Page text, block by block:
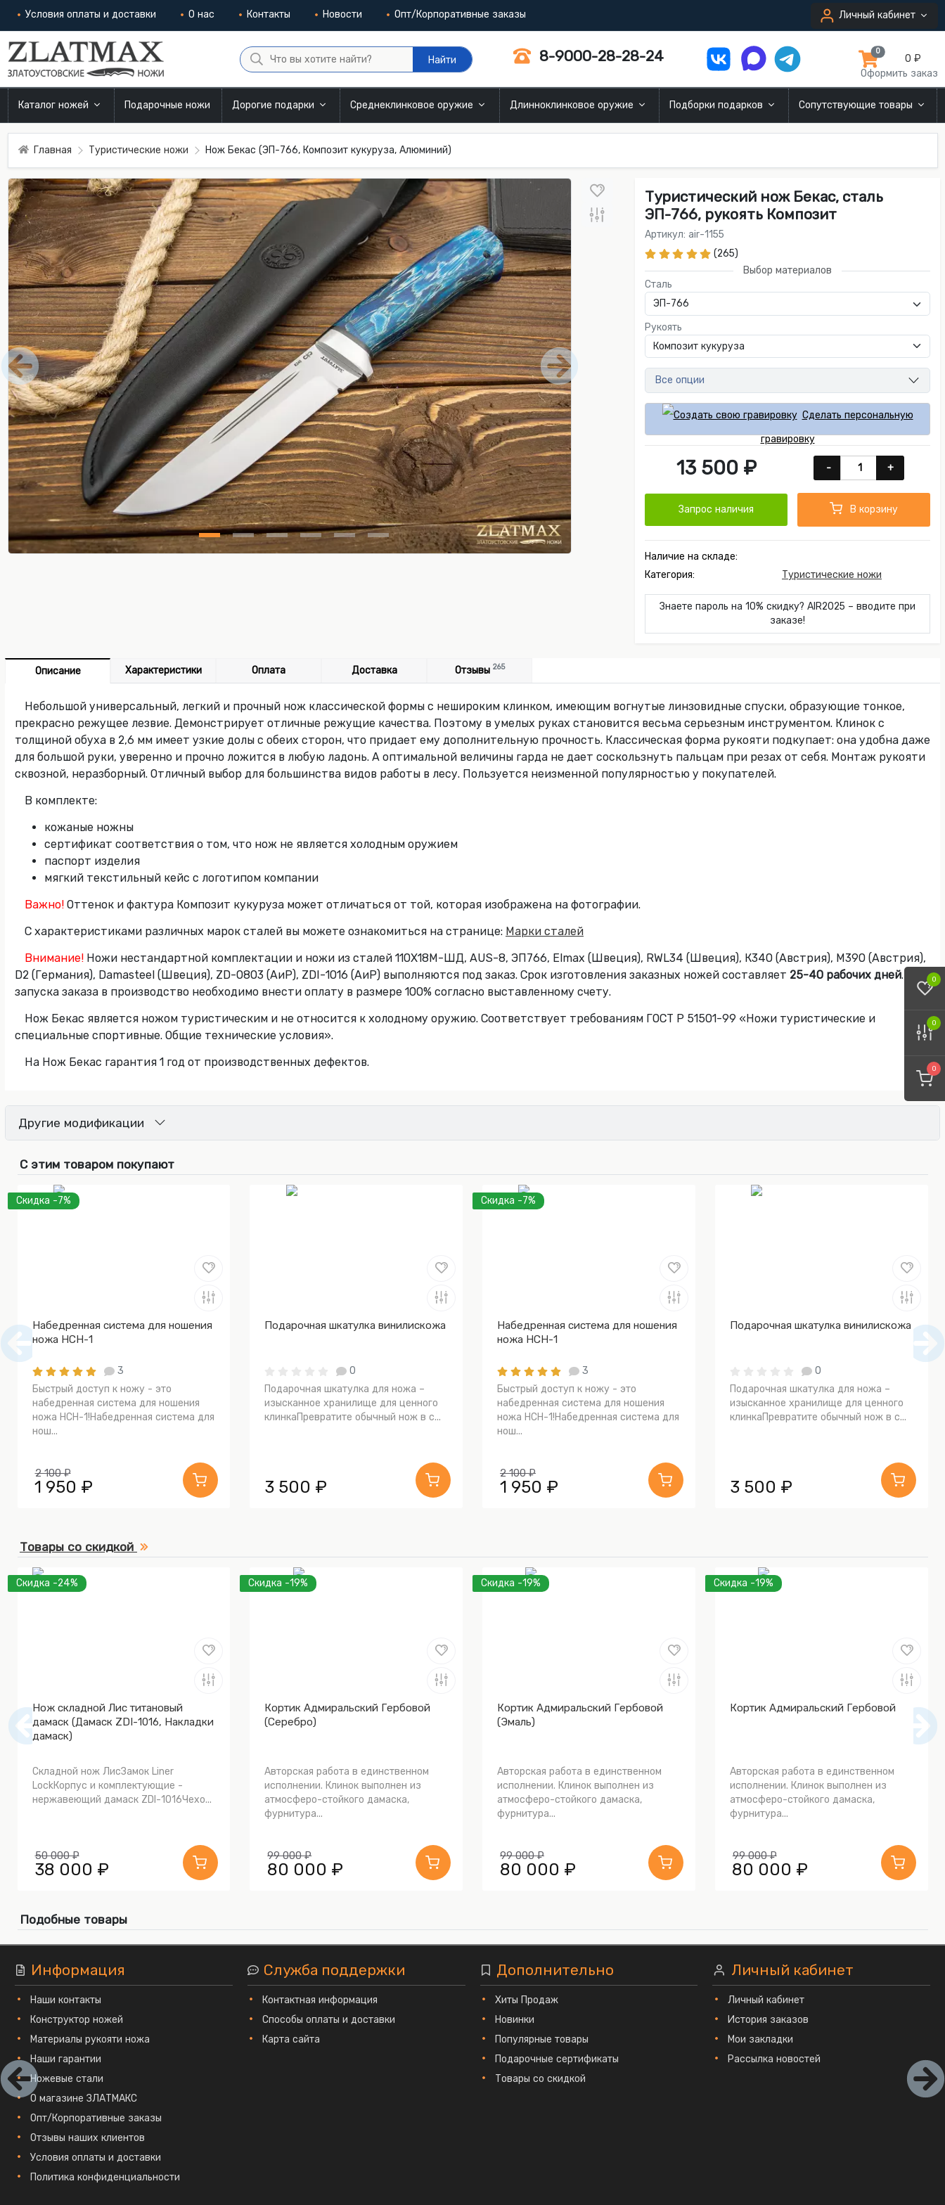
Условия оплаты и доставки О нас Контакты Новости Опт/Корпоративные заказы Личный кабинет
Найти 8-9000-28-28-24 0
0 ₽
Оформить заказ
Каталог ножей Подарочные ножи Дорогие подарки Среднеклинковое оружие Длинноклинковое оружие Подборки подарков Сопутствующие товары
0
0
0
Главная Туристические ножи Нож Бекас (ЭП-766, Композит кукуруза, Алюминий)
Туристический нож Бекас, сталь
ЭП-766, рукоять Композит
Артикул: air-1155
(265)
Выбор материалов
Сталь
Рукоять
Все опции
Сделать персональную
гравировку
13 500 ₽ - +
Запрос наличия В корзину
Наличие на складе:
Категория:
Туристические ножи
Знаете пароль на 10% скидку? AIR2025 – вводите при
заказе!
Описание Характеристики Оплата Доставка Отзывы 265
Небольшой универсальный, легкий и прочный нож классической формы с нешироким клинком, имеющим вогнутые линзовидные спуски, образующие тонкое,
прекрасно режущее лезвие. Демонстрирует отличные режущие качества. Поэтому в умелых руках становится весьма серьезным инструментом. Клинок с
толщиной обуха в 2,6 мм имеет узкие долы с обеих сторон, что придает ему дополнительную прочность. Классическая форма рукояти подкупает: она удобна даже
для большой руки, уверенно и прочно ложится в любую ладонь. А оптимальной величины гарда не дает соскользнуть пальцам при резах от себя. Монтаж рукояти
сквозной, неразборный. Отличный выбор для большинства видов работы в лесу. Пользуется неизменной популярностью у покупателей.
В комплекте:
кожаные ножны
сертификат соответствия о том, что нож не является холодным оружием
паспорт изделия
мягкий текстильный кейс с логотипом компании
Важно! Оттенок и фактура Композит кукуруза может отличаться от той, которая изображена на фотографии.
С характеристиками различных марок сталей вы можете ознакомиться на странице: Марки сталей
Внимание! Ножи нестандартной комплектации и ножи из сталей 110Х18М-ШД, AUS-8, ЭП766, Elmax (Швеция), RWL34 (Швеция), К340 (Австрия), М390 (Австрия),
D2 (Германия), Damasteel (Швеция), ZD-0803 (АиР), ZDI-1016 (АиР) выполняются под заказ. Срок изготовления заказных ножей составляет 25-40 рабочих дней. Для
запуска заказа в производство необходимо внести оплату в размере 100% согласно выставленному счету.
Нож Бекас является ножом туристическим и не относится к холодному оружию. Соответствует требованиям ГОСТ Р 51501-99 «Ножи туристические и
специальные спортивные. Общие технические условия».
На Нож Бекас гарантия 1 год от производственных дефектов.
Другие модификации
С этим товаром покупают
Скидка -7%
Набедренная система для ношения
ножа НСН-1
3
Быстрый доступ к ножу - это
набедренная система для ношения
ножа НСН-1!Набедренная система для
нош...
2 100 ₽
1 950 ₽
Подарочная шкатулка винилискожа
0
Подарочная шкатулка для ножа –
изысканное хранилище для ценного
клинкаПревратите обычный нож в с...
3 500 ₽
Скидка -7%
Набедренная система для ношения
ножа НСН-1
3
Быстрый доступ к ножу - это
набедренная система для ношения
ножа НСН-1!Набедренная система для
нош...
2 100 ₽
1 950 ₽
Подарочная шкатулка винилискожа
0
Подарочная шкатулка для ножа –
изысканное хранилище для ценного
клинкаПревратите обычный нож в с...
3 500 ₽
Товары со скидкой
Скидка -24%
Нож складной Лис титановый
дамаск (Дамаск ZDI-1016, Накладки
дамаск)
Складной нож ЛисЗамок Liner
LockКорпус и комплектующие -
нержавеющий дамаск ZDI-1016Чехо...
50 000 ₽
38 000 ₽
Скидка -19%
Кортик Адмиральский Гербовой
(Серебро)
Авторская работа в единственном
исполнении. Клинок выполнен из
атмосферо-стойкого дамаска,
фурнитура...
99 000 ₽
80 000 ₽
Скидка -19%
Кортик Адмиральский Гербовой
(Эмаль)
Авторская работа в единственном
исполнении. Клинок выполнен из
атмосферо-стойкого дамаска,
фурнитура...
99 000 ₽
80 000 ₽
Скидка -19%
Кортик Адмиральский Гербовой
Авторская работа в единственном
исполнении. Клинок выполнен из
атмосферо-стойкого дамаска,
фурнитура...
99 000 ₽
80 000 ₽
Подобные товары
Информация
Наши контакты
Конструктор ножей
Материалы рукояти ножа
Наши гарантии
Ножевые стали
О магазине ЗЛАТМАКС
Опт/Корпоративные заказы
Отзывы наших клиентов
Условия оплаты и доставки
Политика конфиденциальности
Служба поддержки
Контактная информация
Способы оплаты и доставки
Карта сайта
Дополнительно
Хиты Продаж
Новинки
Популярные товары
Подарочные сертификаты
Товары со скидкой
Личный кабинет
Личный кабинет
История заказов
Мои закладки
Рассылка новостей